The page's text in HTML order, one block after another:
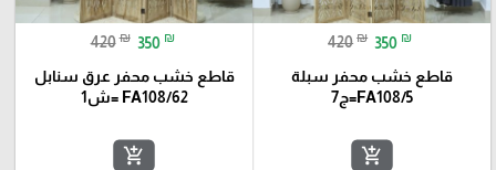
420 ₪ 350 ₪
قاطع خشب محفر سبلة
FA108/5=ج7
add_shopping_cart
420 ₪ 350 ₪
قاطع خشب محفر عرق سنابل
FA108/62 =ش1
add_shopping_cart